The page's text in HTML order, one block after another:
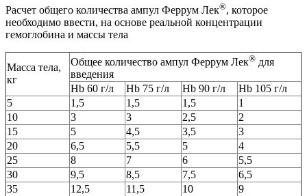
Расчет общего количества ампул Феррум Лек®, которое
необходимо ввести, на основе реальной концентрации
гемоглобина и массы тела
Масса тела,
кг
Общее количество ампул Феррум Лек® для
введения
Hb 60 г/л
Hb 75 г/л Hb 90 г/л
Hb 105 г/л
5
1,5 1,5 1,5
1
10
3 3 2,5
2
15
5 4,5 3,5
3
20
6,5 5,5 5
4
25
8 7 6
5,5
30
9,5 8,5 7,5
6,5
35
12,5 11,5 10
9